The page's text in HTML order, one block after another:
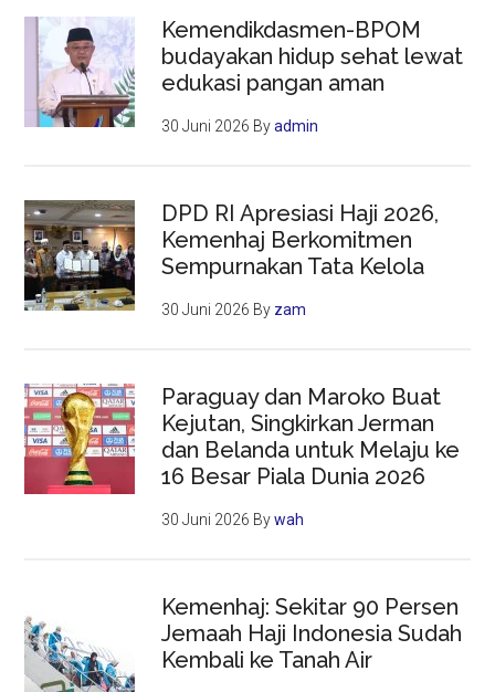
Kemendikdasmen-BPOM
budayakan hidup sehat lewat
edukasi pangan aman
30 Juni 2026 Byadmin
DPD RI Apresiasi Haji 2026,
Kemenhaj Berkomitmen
Sempurnakan Tata Kelola
30 Juni 2026 By zam
Paraguay dan Maroko Buat
Kejutan, Singkirkan Jerman
dan Belanda untuk Melaju ke
16 Besar Piala Dunia 2026
30 Juni 2026 Bywah
Kemenhaj: Sekitar 90 Persen
Jemaah Haji Indonesia Sudah
Kembali ke Tanah Air